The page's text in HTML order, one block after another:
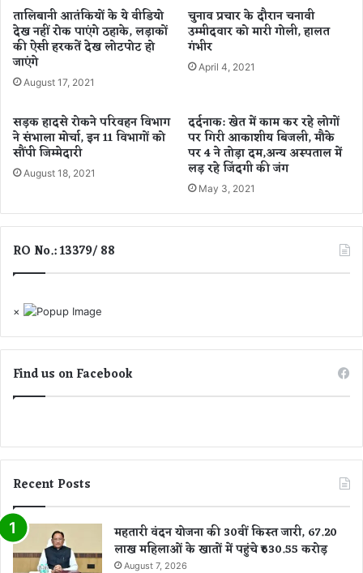
डी
न
हीं
हो
नी
चा
भू
पे
श
ल
तालिबानी आतंकियों के ये वीडियो
देख नहीं रोक पाएंगे ठहाके, लड़ाकों
की ऐसी हरकतें देख लोटपोट हो
जाएंगे
August 17, 2021
चुनाव प्रचार के दौरान चनावी
उम्मीदवार को मारी गोली, हालत
गंभीर
April 4, 2021
सड़क हादसे रोकने परिवहन विभाग
ने संभाला मोर्चा, इन 11 विभागों को
सौंपी जिम्मेदारी
August 18, 2021
दर्दनाक: खेत में काम कर रहे लोगों
पर गिरी आकाशीय बिजली, मौके
पर 4 ने तोड़ा दम,अन्य अस्पताल में
लड़ रहे जिंदगी की जंग
May 3, 2021
RO No.: 13379/ 88
×
Find us on Facebook
Recent Posts
महतारी वंदन योजना की 30वीं किस्त जारी, 67.20
लाख महिलाओं के खातों में पहुंचे ₹630.55 करोड़
August 7, 2026